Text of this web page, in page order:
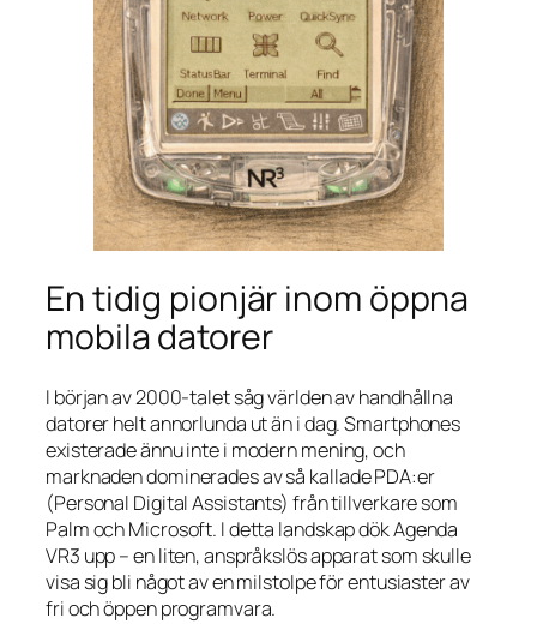
En tidig pionjär inom öppna
mobila datorer
I början av 2000‑talet såg världen av handhållna
datorer helt annorlunda ut än i dag. Smartphones
existerade ännu inte i modern mening, och
marknaden dominerades av så kallade PDA:er
(Personal Digital Assistants) från tillverkare som
Palm och Microsoft. I detta landskap dök Agenda
VR3 upp – en liten, anspråkslös apparat som skulle
visa sig bli något av en milstolpe för entusiaster av
fri och öppen programvara.